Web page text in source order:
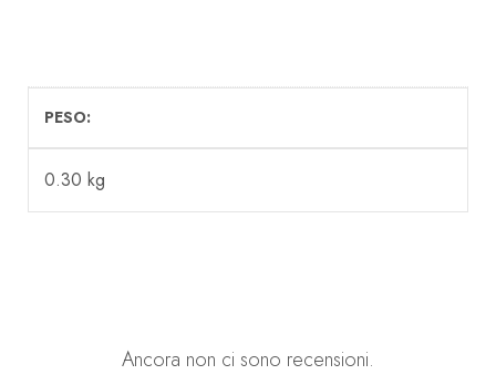
PESO
0.30 kg
Ancora non ci sono recensioni.